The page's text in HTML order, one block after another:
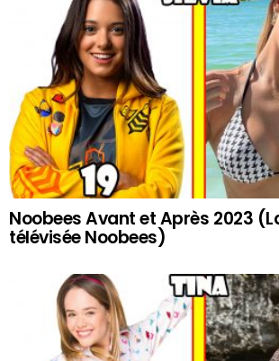
Noobees Avant et Après 2023
télévisée Noobees)